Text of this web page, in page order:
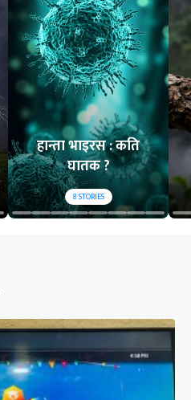
हान्ता भाइरस : कति
घातक ?
8STORIES